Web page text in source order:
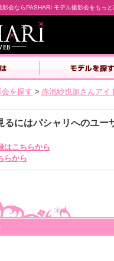
会ならPASHARI モデル撮影会をもっと
会を探す > 赤池紗也加さんアイ
るにはパシャリへのユー
はこちらから
らから